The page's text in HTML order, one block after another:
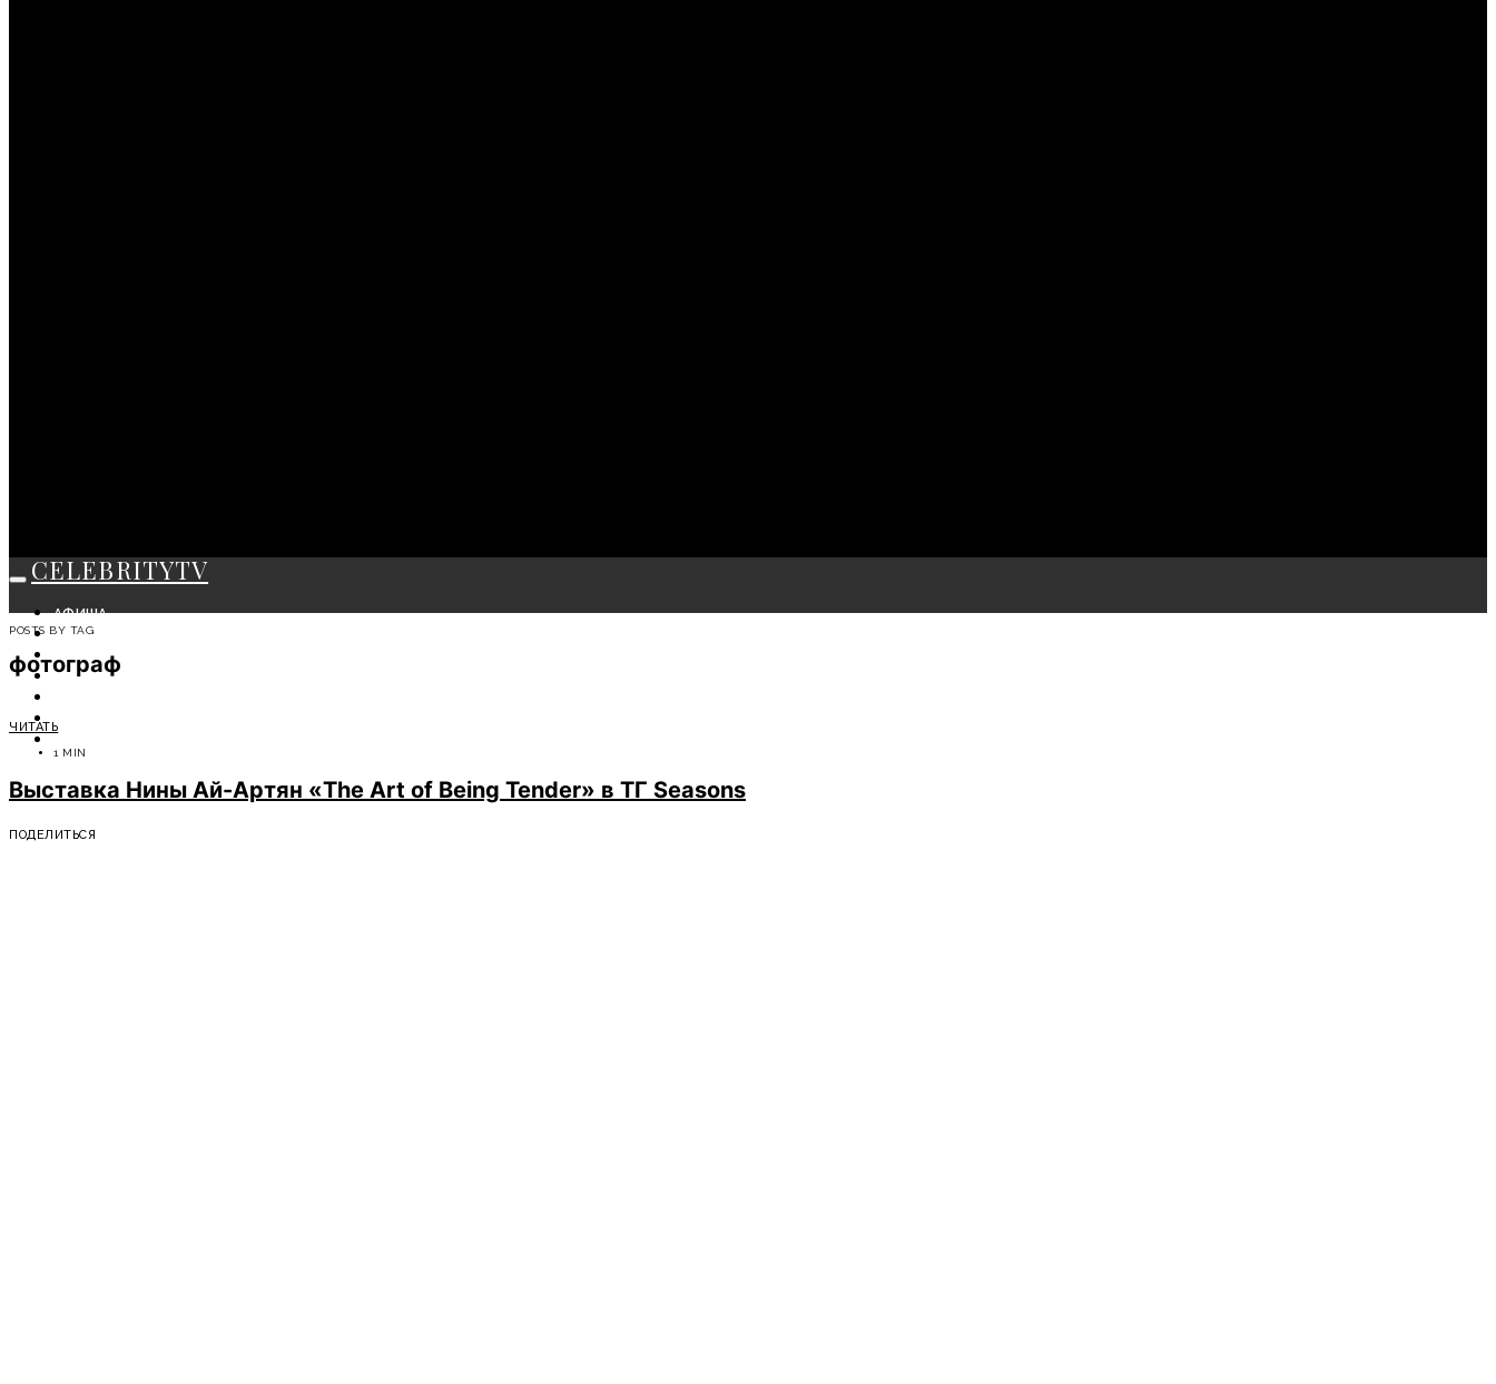
CELEBRITYTV
АФИША
СОБЫТИЯ
КРАСОТА
МОДА
POSTS BY TAG
фотограф
ЧИТАТЬ
1 MIN
Выставка Нины Ай-Артян «The Art of Being Tender» в ТГ Seasons
ПОДЕЛИТЬСЯ